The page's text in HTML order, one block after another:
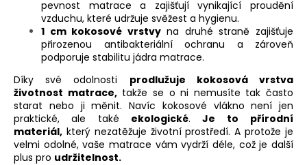
pevnost matrace a zajišťují vynikající proudění
vzduchu, které udržuje svěžest a hygienu.
1 cm kokosové vrstvyna druhé straně zajišťuje
přirozenou antibakteriální ochranu a zároveň
podporuje stabilitu jádra matrace.
Díky své odolnosti prodlužuje kokosová vrstva
životnost matrace,takže se o ni nemusíte tak často
starat nebo ji měnit. Navíc kokosové vlákno není jen
praktické, ale také ekologické.Je to
přírodní
materiál, který nezatěžuje životní prostředí. A protože je
velmi odolné, vaše matrace vám vydrží déle, což je další
plus pro udržitelnost.